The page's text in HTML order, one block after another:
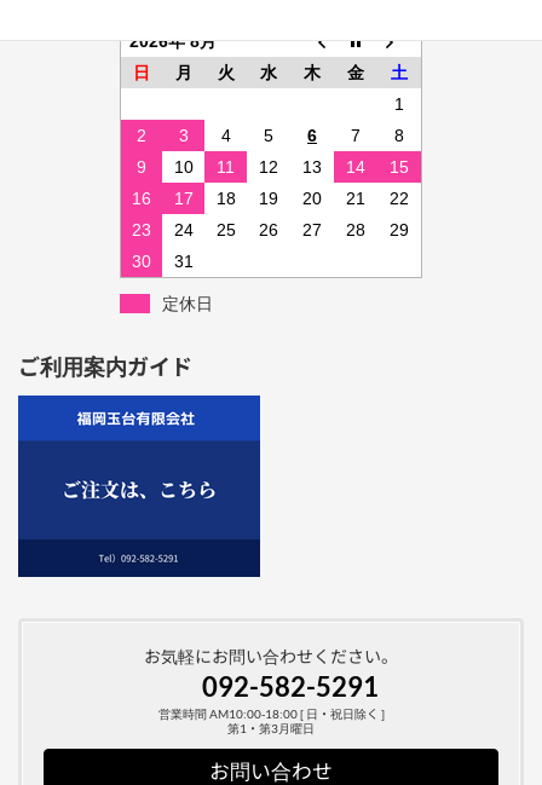
2026年 8月
日
月 火 水 木 金
土
1
2
3 4 5 6 7
8
9
10 11 12 13 14
15
16
17 18 19 20 21
22
23
24 25 26 27 28
29
30
31
定休日
ご利用案内ガイド
お気軽にお問い合わせください。
092-582-5291
営業時間 AM10:00-18:00 [ 日・祝日除く ]
第1・第3月曜日
お問い合わせ